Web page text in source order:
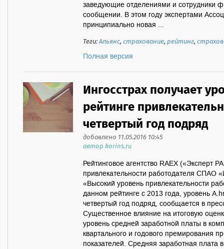
заведующие отделениями и сотрудники
сообщении. В этом году экспертами
принципиально новая ...
Теги:Альянс,страхование,рейтинг,
Полная версия
Ингосстрах получает
рейтинге
четвертый год подряд
добавлено 11.05.2016 10:45
автор korins.ru
Рейтинговое агентство RAEX («Эксперт
привлекательности работодателя СПАО
«Высокий уровень привлекательности
данном рейтинге с 2013 года, уровень
четвертый год подряд, сообщается в
Существенное влияние на итоговую
уровень средней заработной платы в
квартального и годового премирования
показателей. Средняя заработная плата